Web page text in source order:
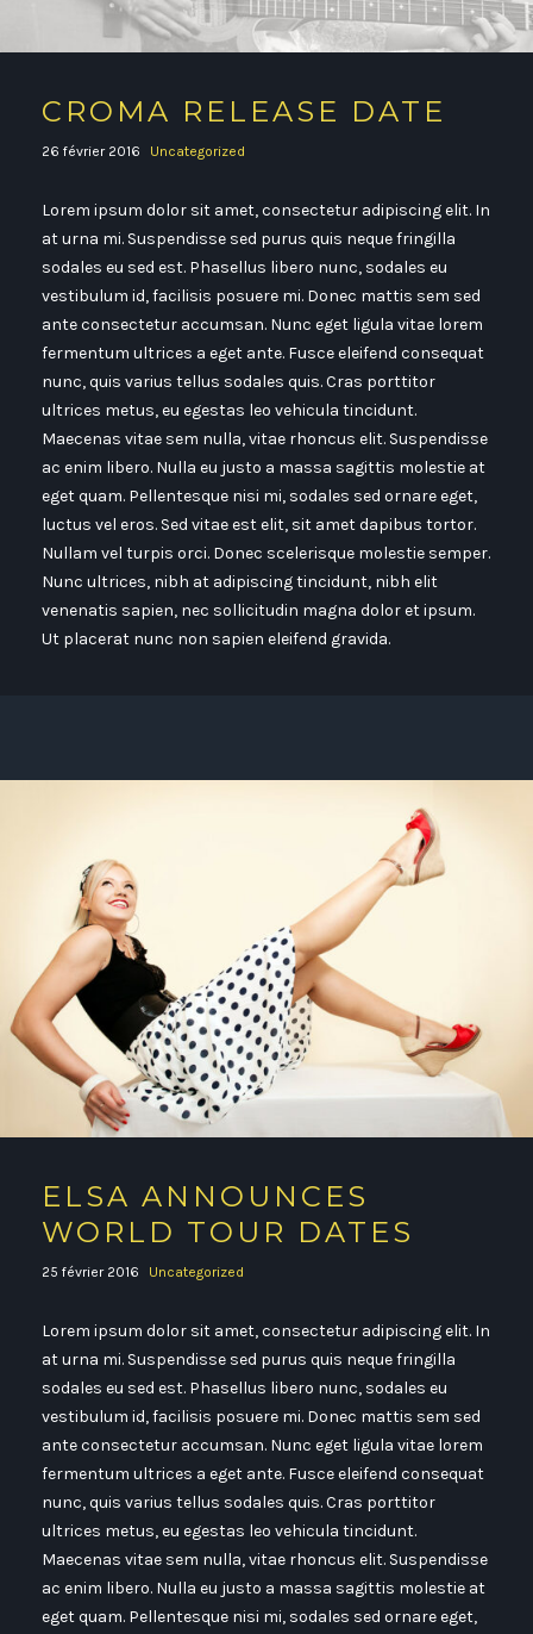
CROMA RELEASE DATE
26 février 2016 Uncategorized
Lorem ipsum dolor sit amet, consectetur adipiscing elit. In
at urna mi. Suspendisse sed purus quis neque fringilla
sodales eu sed est. Phasellus libero nunc, sodales eu
vestibulum id, facilisis posuere mi. Donec mattis sem sed
ante consectetur accumsan. Nunc eget ligula vitae lorem
fermentum ultrices a eget ante. Fusce eleifend consequat
nunc, quis varius tellus sodales quis. Cras porttitor
ultrices metus, eu egestas leo vehicula tincidunt.
Maecenas vitae sem nulla, vitae rhoncus elit. Suspendisse
ac enim libero. Nulla eu justo a massa sagittis molestie at
eget quam. Pellentesque nisi mi, sodales sed ornare eget,
luctus vel eros. Sed vitae est elit, sit amet dapibus tortor.
Nullam vel turpis orci. Donec scelerisque molestie semper.
Nunc ultrices, nibh at adipiscing tincidunt, nibh elit
venenatis sapien, nec sollicitudin magna dolor et ipsum.
Ut placerat nunc non sapien eleifend gravida.
ELSA ANNOUNCES
WORLD TOUR DATES
25 février 2016 Uncategorized
Lorem ipsum dolor sit amet, consectetur adipiscing elit. In
at urna mi. Suspendisse sed purus quis neque fringilla
sodales eu sed est. Phasellus libero nunc, sodales eu
vestibulum id, facilisis posuere mi. Donec mattis sem sed
ante consectetur accumsan. Nunc eget ligula vitae lorem
fermentum ultrices a eget ante. Fusce eleifend consequat
nunc, quis varius tellus sodales quis. Cras porttitor
ultrices metus, eu egestas leo vehicula tincidunt.
Maecenas vitae sem nulla, vitae rhoncus elit. Suspendisse
ac enim libero. Nulla eu justo a massa sagittis molestie at
eget quam. Pellentesque nisi mi, sodales sed ornare eget,